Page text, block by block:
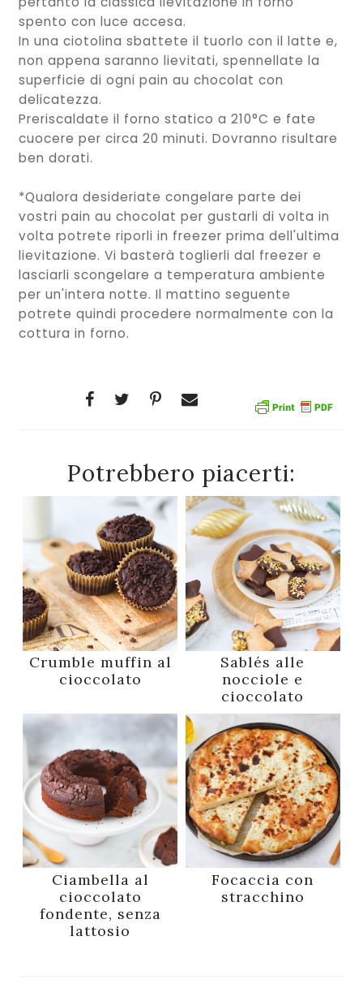
spento con luce accesa.
In una ciotolina sbattete il tuorlo con il latte e,
non appena saranno lievitati, spennellate la
superficie di ogni pain au chocolat con
delicatezza.
Preriscaldate il forno statico a 210°C e fate
cuocere per circa 20 minuti. Dovranno risultare
ben dorati.
*Qualora desideriate congelare parte dei
vostri pain au chocolat per gustarli di volta in
volta potrete riporli in freezer prima dell'ultima
lievitazione. Vi basterà toglierli dal freezer e
lasciarli scongelare a temperatura ambiente
per un'intera notte. Il mattino seguente
potrete quindi procedere normalmente con la
cottura in forno.
Potrebbero piacerti:
Crumble muffin al
cioccolato
Sablés alle
nocciole e
cioccolato
Ciambella al
cioccolato
fondente, senza
lattosio
Focaccia con
stracchino